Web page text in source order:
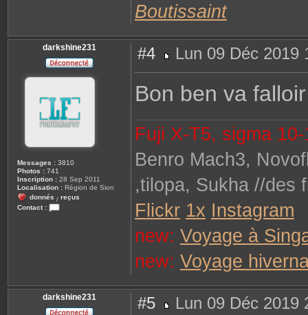
Boutissaint
darkshine231
Messages : 3810
Photos : 741
Inscription : 28 Sep 2011
Localisation : Région de Sion
donnés / reçus
Contact :
d
a
r
#4
e
Lun 09 Déc 2019
Bon ben va
Fuji X-T5, sigma
Benro Mach3,
,tilopa, Sukha //des
Flickr 1x Instagram
new: Voyage à
new: Voyage
darkshine231 #5 Lun 09 Déc 2019